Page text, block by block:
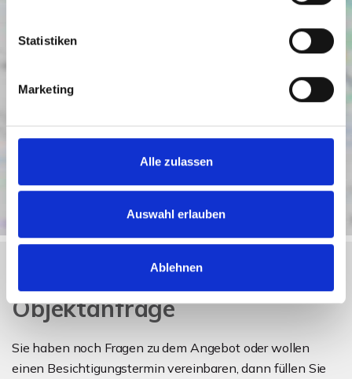
Statistiken
Marketing
Alle zulassen
Auswahl erlauben
Ablehnen
Objektanfrage
Sie haben noch Fragen zu dem Angebot oder wollen
einen Besichtigungstermin vereinbaren, dann füllen Sie